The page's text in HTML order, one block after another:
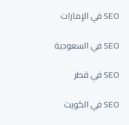
SEO في الإمارات
SEO في السعودية
SEO في قطر
SEO في الكويت